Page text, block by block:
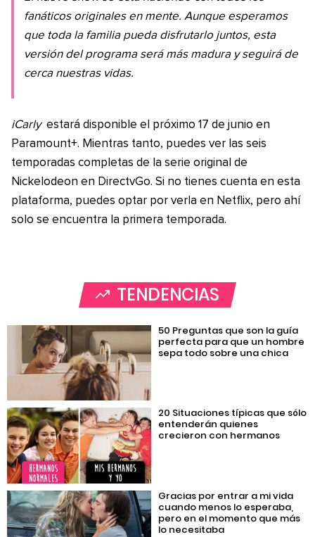
fanáticos originales en mente. Aunque esperamos
que toda la familia pueda disfrutarlo juntos, esta
versión del programa será más madura y seguirá de
cerca nuestras vidas.
iCarly estará disponible el próximo 17 de junio en
Paramount+. Mientras tanto, puedes ver las seis
temporadas completas de la serie original de
Nickelodeon en DirectvGo. Si no tienes cuenta en esta
plataforma, puedes optar por verla en Netflix, pero ahí
solo se encuentra la primera temporada.
TENDENCIAS
50 Preguntas que son la guía
perfecta para que un hombre
sepa todo sobre una chica
20 Situaciones típicas que sólo
entenderán quienes
crecieron con hermanos
Gracias por entrar a mi vida
cuando menos lo esperaba,
pero en el momento que más
lo necesitaba